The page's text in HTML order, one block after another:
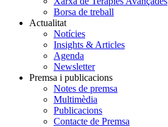
Borsa de treball
Actualitat
Notícies
Insights & Articles
Agenda
Newsletter
Premsa i publicacions
Notes de premsa
Multimèdia
Publicacions
Contacte de Premsa